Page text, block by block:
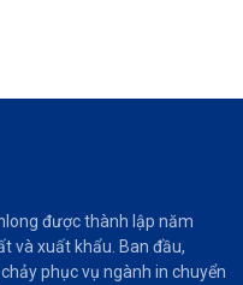
được thành lập năm
và xuất khẩu. Ban đầu,
phục vụ ngành in chuyển